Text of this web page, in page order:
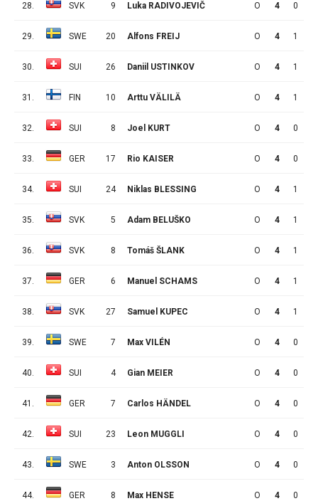
28. SVK 9 Luka RADIVOJEVIČ O 4 0
29. SWE 20 Alfons FREIJ O 4 1
30. SUI 26 Daniil USTINKOV O 4 1
31. FIN 10 Arttu VÄLILÄ O 4 1
32. SUI 8 Joel KURT O 4 0
33. GER 17 Rio KAISER O 4 0
34. SUI 24 Niklas BLESSING O 4 1
35. SVK 5 Adam BELUŠKO O 4 1
36. SVK 8 Tomáš ŠLANK O 4 1
37. GER 6 Manuel SCHAMS O 4 1
38. SVK 27 Samuel KUPEC O 4 1
39. SWE 7 Max VILÉN O 4 0
40. SUI 4 Gian MEIER O 4 0
41. GER 7 Carlos HÄNDEL O 4 0
42. SUI 23 Leon MUGGLI O 4 0
43. SWE 3 Anton OLSSON O 4 0
44. GER 8 Max HENSE O 4 0